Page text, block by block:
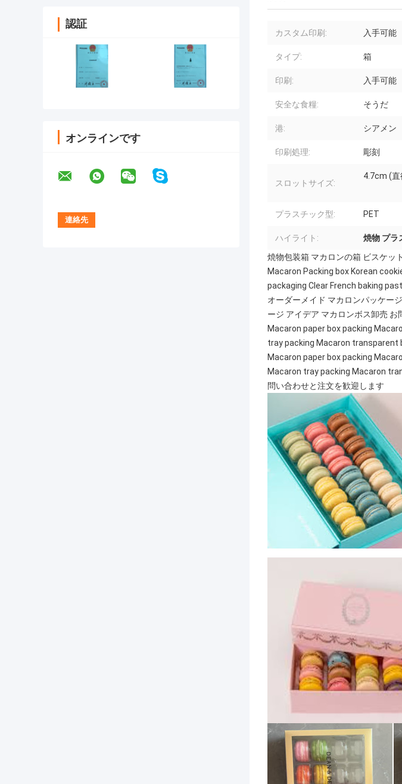
認証
オンラインです
カスタム印刷: 入手可能
タイプ: 箱
印刷: 入手可能
安全な食糧: そうだ
港: シアメン
印刷処理: 彫刻
スロットサイズ:
4.7cm (
プラスチック型: PET
ハイライト: 焼物 プラ
焼物包装箱 マカロンの箱 ビスケッ
Macaron Packing box Korean
packaging Clear French baking
オーダーメイド マカロンパッケー
ージ アイデア マカロンボス卸売 お
Macaron paper box packing
tray packing Macaron transparent
Macaron paper box packing
Macaron tray packing Macaron
問い合わせと注文を歓迎します